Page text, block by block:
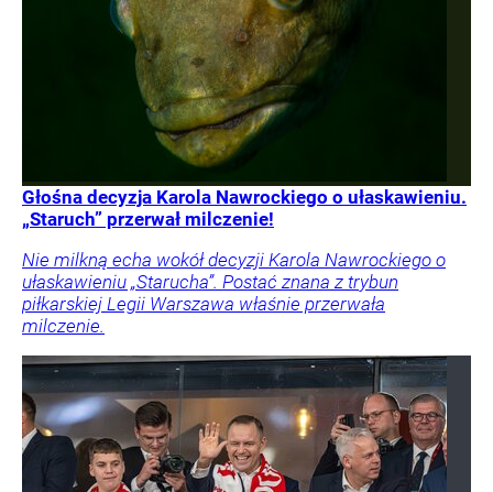
Głośna decyzja Karola Nawrockiego o ułaskawieniu.
„Staruch” przerwał milczenie!
Nie milkną echa wokół decyzji Karola Nawrockiego o
ułaskawieniu „Starucha”. Postać znana z trybun
piłkarskiej Legii Warszawa właśnie przerwała
milczenie.